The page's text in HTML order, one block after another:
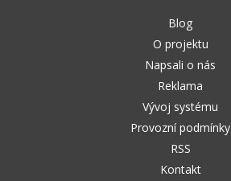
Blog
O projektu
Napsali o nás
Reklama
Vývoj systému
Provozní podmínky
RSS
Kontakt